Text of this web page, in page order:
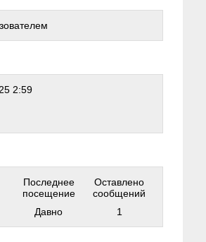
2:59
Последнее
посещение
Оставлено
сообщений
Давно 1